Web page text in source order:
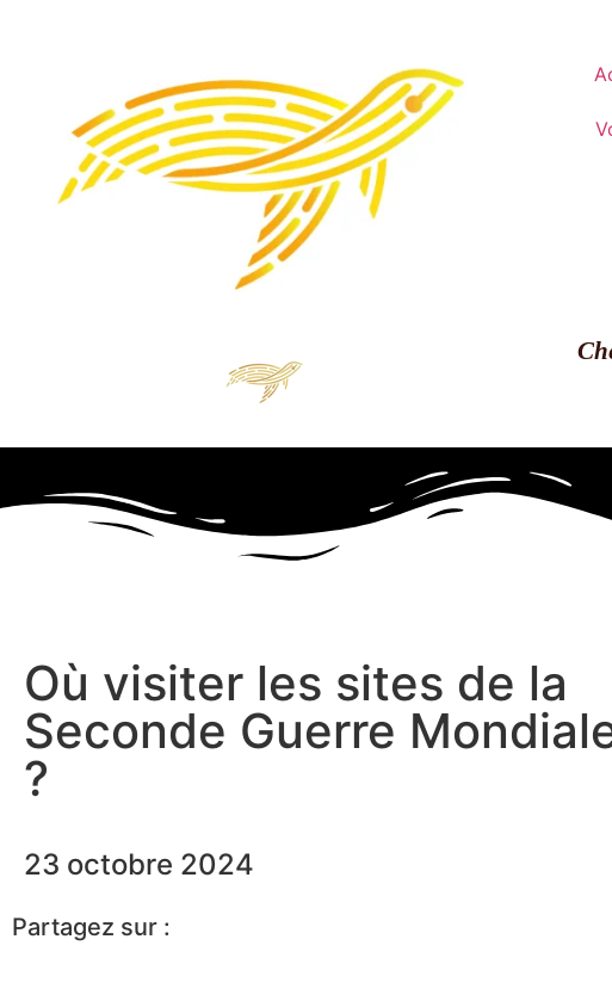
Où visiter les sites de la
Seconde Guerre
?
23 octobre 2024
Partagez sur :